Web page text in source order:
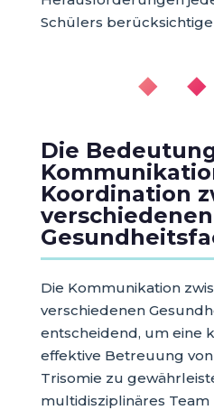
Schülers
◆
Die
Koordination
Die Kommunikation
verschiedenen
entscheidend, um eine
effektive Betreuung
Trisomie zu
multidisziplinäres Team